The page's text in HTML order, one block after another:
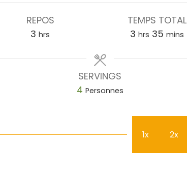
REPOS
3 hrs
TEMPS TOTAL
3 hrs 35 mins
SERVINGS
4 Personnes
1x 2x